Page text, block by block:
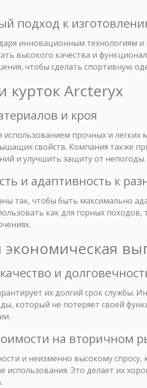
подход к
инновационным технологиям
высокого качества и
чтобы сделать спортивную
курток Arcteryx
и кроя
прочных и легких
свойств. Компания также
и улучшить защиту от непогоды.
и адаптивность к
так, чтобы быть максимально
как для горных
и
их долгий срок службы.
который не потеряет своей
на вторичном
и неизменно высокому
использования. Это делает их